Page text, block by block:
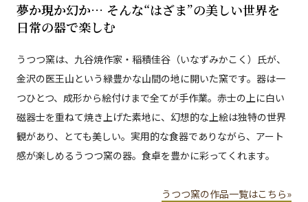
夢か現か幻か… そんな“はざま”の美しい世界を
日常の器で楽しむ
うつつ窯は、九谷焼作家・稲積佳谷（いなずみかこく）氏が、
金沢の医王山という緑豊かな山間の地に開いた窯です。器は一
つひとつ、成形から絵付けまで全てが手作業。赤士の上に白い
磁器士を重ねて焼き上げた素地に、幻想的な上絵は独特の世界
観があり、とても美しい。実用的な食器でありながら、アート
感が楽しめるうつつ窯の器。食卓を豊かに彩ってくれます。
うつつ窯の作品一覧はこちら»